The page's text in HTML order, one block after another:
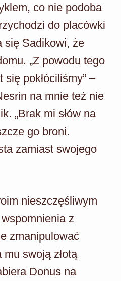
co nie podoba
do placówki
się Sadikowi, że
„Z powodu tego
się pokłóciliśmy” –
na mnie też nie
„Brak mi słów na
go broni.
zamiast swojego
nieszczęśliwym
z
zmanipulować
mu swoją złotą
Donus na